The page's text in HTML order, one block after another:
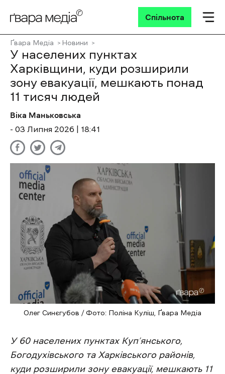
Спільнота
Ґвара Медіа Новини
У населених пунктах
Харківщини, куди розширили
зону евакуації, мешкають понад
11 тисяч людей
Віка Маньковська
- 03 Липня 2026 | 18:41
Олег Синєгубов / Фото: Поліна Куліш, Ґвара Медіа
У 60 населених пунктах Куп’янського,
Богодухівського та Харківського районів,
куди розширили зону евакуації, мешкають 11